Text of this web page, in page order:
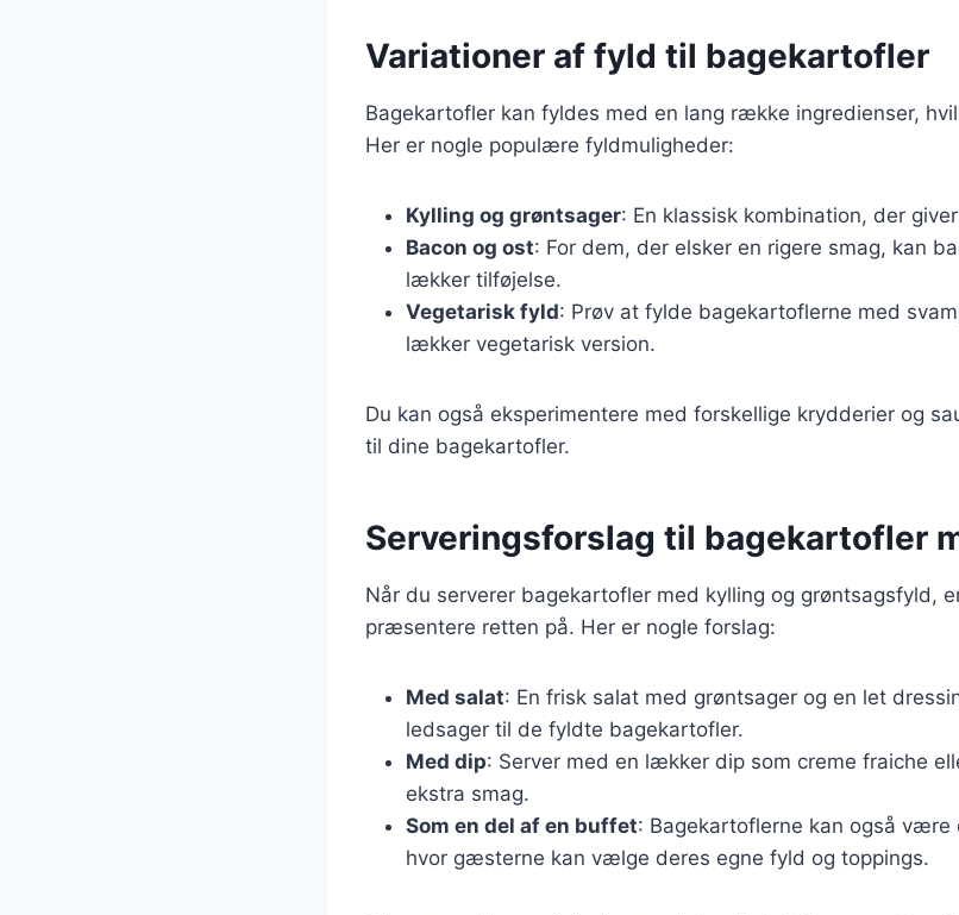
Variationer af fyld til bagekartofler
Bagekartofler kan fyldes med en lang række ingredienser,
Her er nogle populære fyldmuligheder:
Kylling og grøntsager: En klassisk kombination, der
Bacon og ost: For dem, der elsker en rigere smag, kan
lækker tilføjelse.
Vegetarisk fyld: Prøv at fylde bagekartoflerne med
lækker vegetarisk version.
Du kan også eksperimentere med forskellige krydderier og
til dine bagekartofler.
Serveringsforslag til bagekartofler
Når du serverer bagekartofler med kylling og grøntsagsfyld,
præsentere retten på. Her er nogle forslag:
Med salat: En frisk salat med grøntsager og en let
ledsager til de fyldte bagekartofler.
Med dip: Server med en lækker dip som creme fraiche
ekstra smag.
Som en del af en buffet: Bagekartoflerne kan også
hvor gæsterne kan vælge deres egne fyld og toppings.